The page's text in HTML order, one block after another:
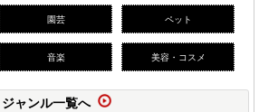
園芸 ペット
音楽 美容・コスメ
ジャンル一覧へ